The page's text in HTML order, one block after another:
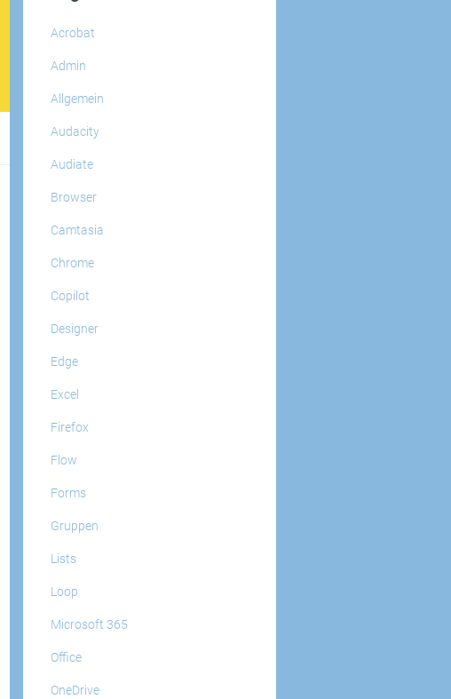
Acrobat
Admin
Allgemein
Audacity
Audiate
Browser
Camtasia
Chrome
Copilot
Designer
Edge
Excel
Firefox
Flow
Forms
Gruppen
Lists
Loop
Microsoft 365
Office
OneDrive